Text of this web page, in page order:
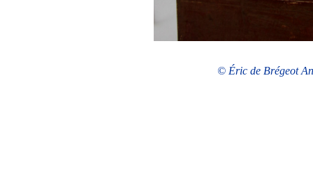
© Éric de Brégeot